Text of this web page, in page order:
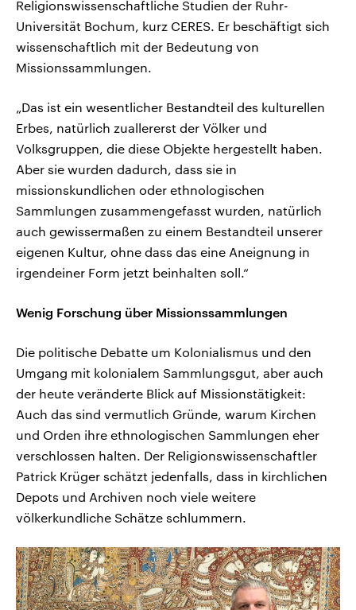
Religionswissenschaftliche Studien der Ruhr-
Universität Bochum, kurz CERES. Er beschäftigt sich
wissenschaftlich mit der Bedeutung von
Missionssammlungen.
„Das ist ein wesentlicher Bestandteil des kulturellen
Erbes, natürlich zuallererst der Völker und
Volksgruppen, die diese Objekte hergestellt haben.
Aber sie wurden dadurch, dass sie in
missionskundlichen oder ethnologischen
Sammlungen zusammengefasst wurden, natürlich
auch gewissermaßen zu einem Bestandteil unserer
eigenen Kultur, ohne dass das eine Aneignung in
irgendeiner Form jetzt beinhalten soll.“
Wenig Forschung über Missionssammlungen
Die politische Debatte um Kolonialismus und den
Umgang mit kolonialem Sammlungsgut, aber auch
der heute veränderte Blick auf Missionstätigkeit:
Auch das sind vermutlich Gründe, warum Kirchen
und Orden ihre ethnologischen Sammlungen eher
verschlossen halten. Der Religionswissenschaftler
Patrick Krüger schätzt jedenfalls, dass in kirchlichen
Depots und Archiven noch viele weitere
völkerkundliche Schätze schlummern.